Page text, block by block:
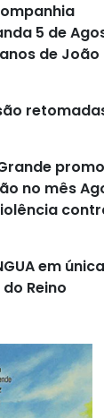
5 de
de João
no mês
em única
Reino